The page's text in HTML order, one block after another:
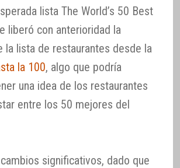
lista The World’s 50 Best
liberó con anterioridad la
la lista de restaurantes desde la
la 100, algo que podría
una idea de los restaurantes
entre los 50 mejores del
significativos, dado que